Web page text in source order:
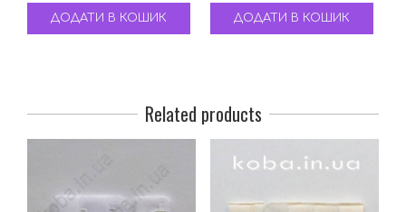
ДОДАТИ В КОШИК ДОДАТИ В КОШИК
Related products